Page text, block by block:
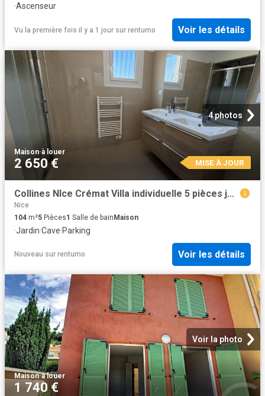
·Ascenseur
Vu la première fois il y a 1 jour sur rentumo Voir les détails
4 photos
Maison·à louer
2 650 € MISE À JOUR
Collines NIce Crémat Villa individuelle 5 pièces jardin garage
Nice
104 m²5 Pièces1 Salle de bainMaison
·Jardin·Cave·Parking
Nouveau sur rentumo Voir les détails
Voir la photo
Maison·à louer
1 740 €